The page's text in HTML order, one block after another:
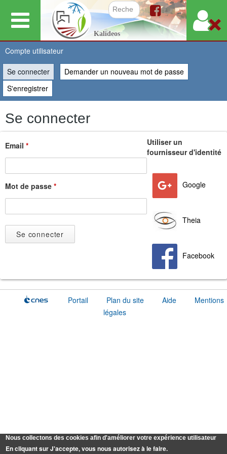
Aller
au
contenuKalideos
Vous
êtes
ici
Compte utilisateur
Se connecter (onglet actif)
Demander un nouveau mot de passe
S'enregistrer
Se connecter
Email *
Mot de passe *
Utiliser un
fournisseur d'identité
Google
Theia
Facebook
Portail Plan du site Aide
Mentions
légales
Nous collectons des cookies afin d'améliorer votre expérience utilisateur
En cliquant sur J'accepte, vous nous autorisez à le faire.